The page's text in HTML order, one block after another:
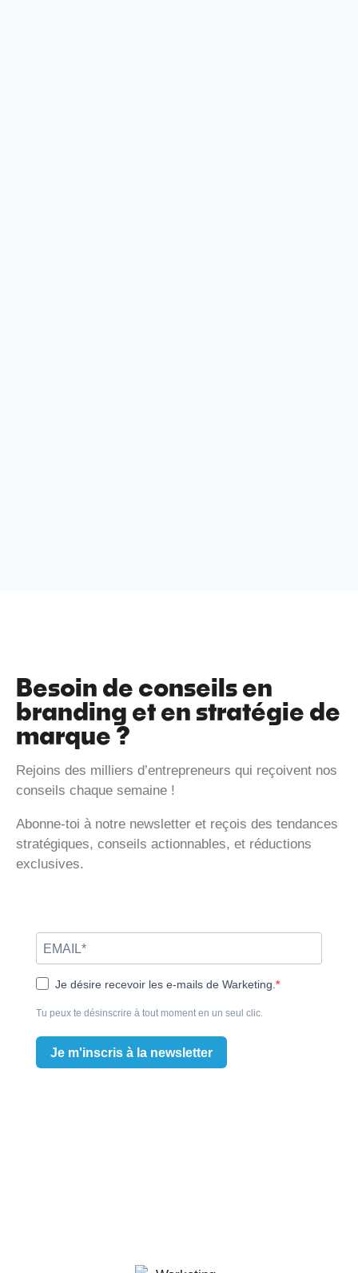
Besoin de conseils en
branding et en stratégie de
marque ?
Rejoins des milliers d’entrepreneurs qui reçoivent nos
conseils chaque semaine !
Abonne-toi à notre newsletter et reçois des tendances
stratégiques, conseils actionnables, et réductions
exclusives.
Je désire recevoir les e-mails de Warketing.
Tu peux te désinscrire à tout moment en un seul clic.
Je m'inscris à la newsletter